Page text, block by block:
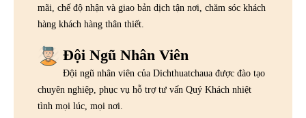
mãi, chế độ nhận và giao bản dịch tận nơi, chăm sóc khách
hàng khách hàng thân thiết.
Đội Ngũ Nhân Viên
Đội ngũ nhân viên của Dichthuatchaua được đào tạo
chuyên nghiệp, phục vụ hỗ trợ tư vấn Quý Khách nhiệt
tình mọi lúc, mọi nơi.